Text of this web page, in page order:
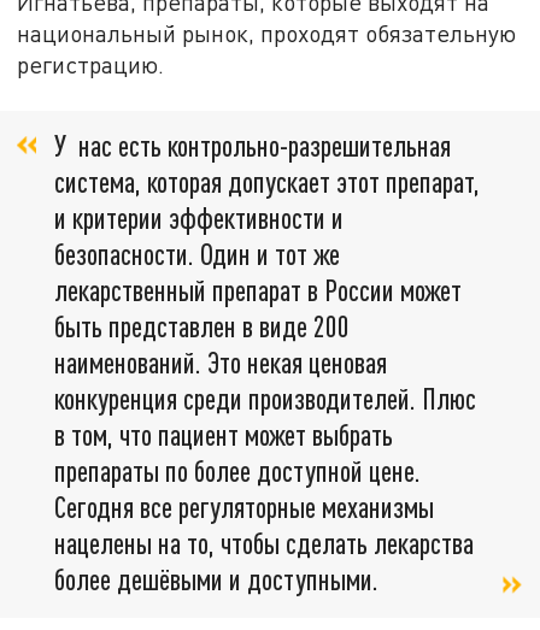
национальный рынок, проходят обязательную
регистрацию.
У нас есть контрольно-разрешительная
система, которая допускает этот препарат,
и критерии эффективности и
безопасности. Один и тот же
лекарственный препарат в России может
быть представлен в виде 200
наименований. Это некая ценовая
конкуренция среди производителей. Плюс
в том, что пациент может выбрать
препараты по более доступной цене.
Сегодня все регуляторные механизмы
нацелены на то, чтобы сделать лекарства
более дешёвыми и доступными.